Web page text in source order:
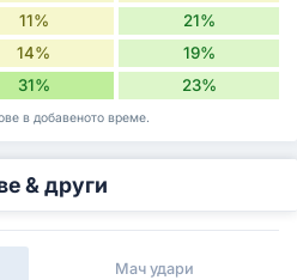
11% 21%
14% 19%
31% 23%
в добавеното време.
& други
Мач удари